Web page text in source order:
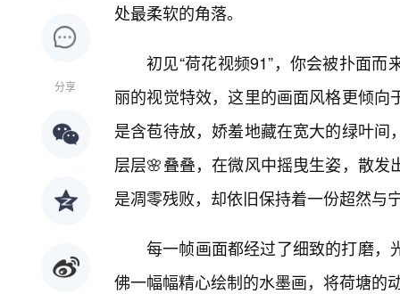
分享
处最柔软的角落。
初见“荷花视频91”，你会被扑面
丽的视觉特效，这里的画面风格更倾
是含苞待放，娇羞地藏在宽大的绿叶
层层🌸叠叠，在微风中摇曳生姿，散
是凋零残败，却依旧保持着一份超然与
每一帧画面都经过了细致的打磨，
佛一幅幅精心绘制的水墨画，将荷塘的